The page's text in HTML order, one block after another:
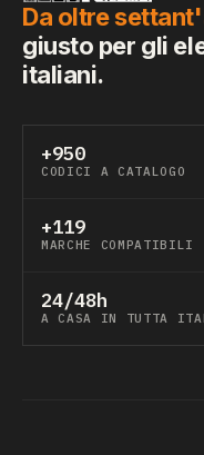
Da oltre
giusto per gli
italiani.
+950
CODICI A CATALOGO
+119
MARCHE COMPATIBILI
24/48h
A CASA IN TUTTA